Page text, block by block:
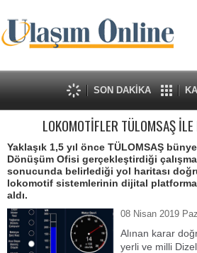
SON DAKİKA
LOKOMOTİFLER TÜLOMSAŞ
Yaklaşık 1,5 yıl önce TÜLOMSAŞ
Dönüşüm Ofisi gerçekleştirdiği
sonucunda belirlediği yol haritası
lokomotif sistemlerinin dijital
aldı.
08 Nisan 2019
Alınan karar
yerli ve milli